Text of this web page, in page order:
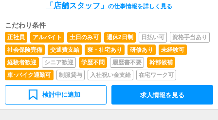
行っていただきます。
「店舗スタッフ」 の仕事情報を詳しく見る
こだわり条件
正社員 アルバイト 土日のみ可 週休2日制 日払い可
資格手当あり
社会保険完備
交通費支給 寮・社宅あり 研修あり
未経験可
経験者歓迎
シニア歓迎 学歴不問 履歴書不要
幹部候補
車･バイク通勤可
制服貸与 入社祝い金支給 在宅ワーク可
検討中に追加 求人情報を見る